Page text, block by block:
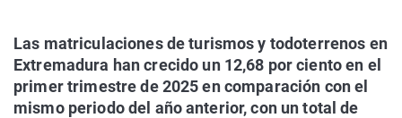
Las matriculaciones de turismos y todoterrenos en
Extremadura han crecido un 12,68 por ciento en el
primer trimestre de 2025 en comparación con el
mismo periodo del año anterior, con un total de